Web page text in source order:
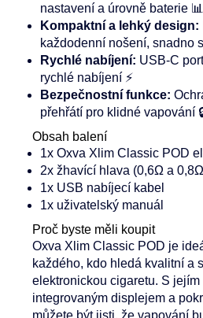
nastavení a úrovně baterie 📊
Kompaktní a lehký design:
každodenní nošení, snadno
Rychlé nabíjení: USB-C
rychlé nabíjení ⚡
Bezpečnostní funkce:
přehřátí pro klidné vapování
Obsah balení
1x Oxva Xlim Classic POD
2x žhavící hlava (0,6Ω a
1x USB nabíjecí kabel
1x uživatelský manuál
Proč byste měli koupit
Oxva Xlim Classic POD je
každého, kdo hledá kvalitní a
elektronickou cigaretu. S
integrovaným displejem a
můžete být jisti, že vapování